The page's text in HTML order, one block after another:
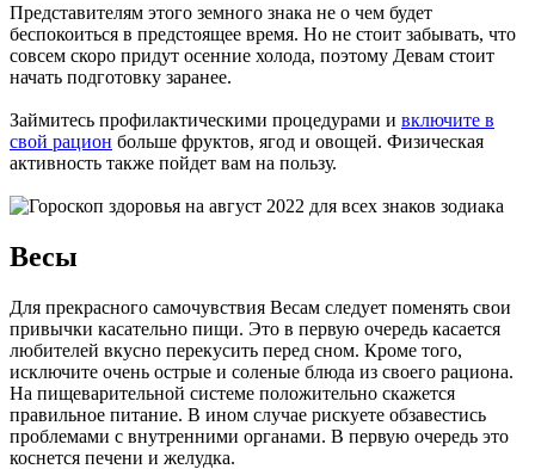
Представителям этого земного знака не о чем будет
беспокоиться в предстоящее время. Но не стоит забывать, что
совсем скоро придут осенние холода, поэтому Девам стоит
начать подготовку заранее.
Займитесь профилактическими процедурами и включите в
свой рацион больше фруктов, ягод и овощей. Физическая
активность также пойдет вам на пользу.
Весы
Для прекрасного самочувствия Весам следует поменять свои
привычки касательно пищи. Это в первую очередь касается
любителей вкусно перекусить перед сном. Кроме того,
исключите очень острые и соленые блюда из своего рациона.
На пищеварительной системе положительно скажется
правильное питание. В ином случае рискуете обзавестись
проблемами с внутренними органами. В первую очередь это
коснется печени и желудка.